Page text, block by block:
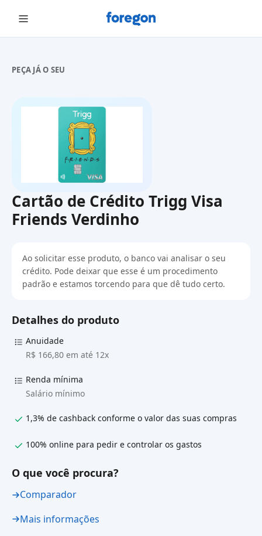
Foregon.com
PEÇA JÁ O SEU
Cartão de Crédito Trigg Visa
Friends Verdinho
Ao solicitar esse produto, o banco vai analisar o seu
crédito. Pode deixar que esse é um procedimento
padrão e estamos torcendo para que dê tudo certo.
Detalhes do produto
Anuidade
R$ 166,80 em até 12x
Renda mínima
Salário mínimo
1,3% de cashback conforme o valor das suas compras
100% online para pedir e controlar os gastos
O que você procura?
Comparador
Mais informações